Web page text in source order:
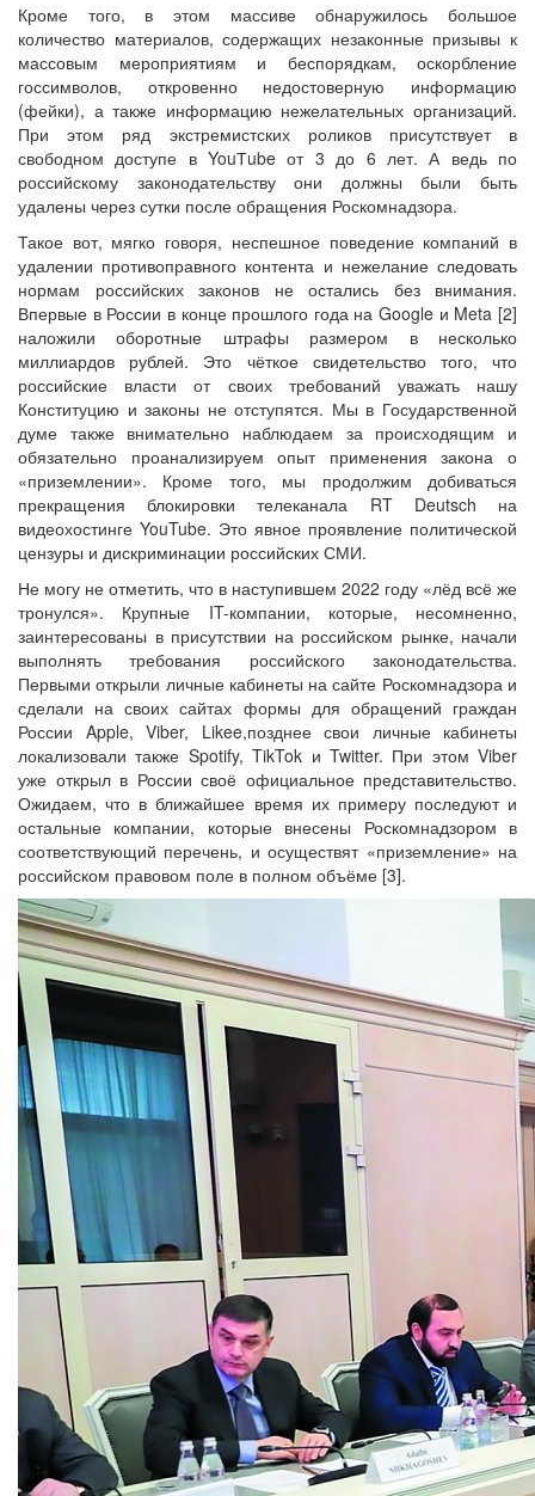
Кроме того, в этом массиве обнаружилось большое
количество материалов, содержащих незаконные призывы к
массовым мероприятиям и беспорядкам, оскорбление
госсимволов, откровенно недостоверную информацию
(фейки), а также информацию нежелательных организаций.
При этом ряд экстремистских роликов присутствует в
свободном доступе в YouТube от 3 до 6 лет. А ведь по
российскому законодательству они должны были быть
удалены через сутки после обращения Роскомнадзора.
Такое вот, мягко говоря, неспешное поведение компаний в
удалении противоправного контента и нежелание следовать
нормам российских законов не остались без внимания.
Впервые в России в конце прошлого года на Google и Meta [2]
наложили оборотные штрафы размером в несколько
миллиардов рублей. Это чёткое свидетельство того, что
российские власти от своих требований уважать нашу
Конституцию и законы не отступятся. Мы в Государственной
думе также внимательно наблюдаем за происходящим и
обязательно проанализируем опыт применения закона о
«приземлении». Кроме того, мы продолжим добиваться
прекращения блокировки телеканала RT Deutsch на
видеохостинге YouTube. Это явное проявление политической
цензуры и дискриминации российских СМИ.
Не могу не отметить, что в наступившем 2022 году «лёд всё же
тронулся». Крупные IT-компании, которые, несомненно,
заинтересованы в присутствии на российском рынке, начали
выполнять требования российского законодательства.
Первыми открыли личные кабинеты на сайте Роскомнадзора и
сделали на своих сайтах формы для обращений граждан
России Apple, Viber, Likee,позднее свои личные кабинеты
локализовали также Spotify, TikTok и Twitter. При этом Viber
уже открыл в России своё официальное представительство.
Ожидаем, что в ближайшее время их примеру последуют и
остальные компании, которые внесены Роскомнадзором в
соответствующий перечень, и осуществят «приземление» на
российском правовом поле в полном объёме [3].